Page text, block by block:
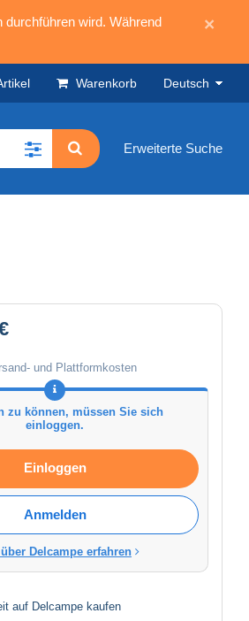
durchführen wird. Während
×
Warenkorb Deutsch
Erweiterte Suche
und Plattformkosten
zu können, müssen Sie sich
einloggen.
Einloggen
Anmelden
Delcampe erfahren
auf Delcampe kaufen